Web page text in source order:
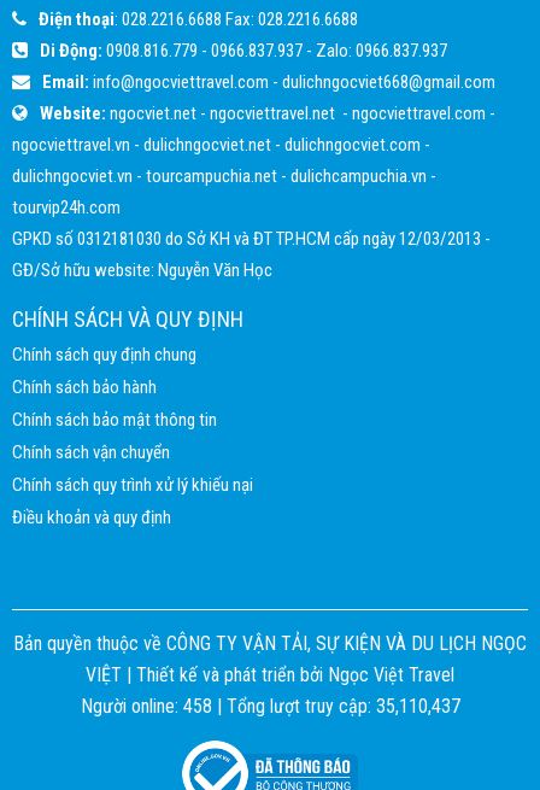
Điện thoại: 028.2216.6688 Fax: 028.2216.6688
Di Động: 0908.816.779 - 0966.837.937 - Zalo: 0966.837.937
Email: info@ngocviettravel.com - dulichngocviet668@gmail.com
Website: ngocviet.net - ngocviettravel.net - ngocviettravel.com -
ngocviettravel.vn - dulichngocviet.net - dulichngocviet.com -
dulichngocviet.vn - tourcampuchia.net - dulichcampuchia.vn -
tourvip24h.com
GPKD số 0312181030 do Sở KH và ĐT TP.HCM cấp ngày 12/03/2013 -
GĐ/Sở hữu website: Nguyễn Văn Học
CHÍNH SÁCH VÀ QUY ĐỊNH
Chính sách quy định chung
Chính sách bảo hành
Chính sách bảo mật thông tin
Chính sách vận chuyển
Chính sách quy trình xử lý khiếu nại
Điều khoản và quy định
Bản quyền thuộc về CÔNG TY VẬN TẢI, SỰ KIỆN VÀ DU LỊCH NGỌC
VIỆT | Thiết kế và phát triển bởi Ngọc Việt Travel
Người online: 458 | Tổng lượt truy cập: 35,110,437